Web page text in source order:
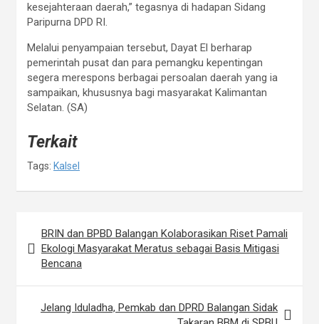
kesejahteraan daerah,” tegasnya di hadapan Sidang
Paripurna DPD RI.
Melalui penyampaian tersebut, Dayat El berharap
pemerintah pusat dan para pemangku kepentingan
segera merespons berbagai persoalan daerah yang ia
sampaikan, khususnya bagi masyarakat Kalimantan
Selatan. (SA)
Terkait
Tags: Kalsel
v
BRIN dan BPBD Balangan Kolaborasikan Riset Pamali
Ekologi Masyarakat Meratus sebagai Basis Mitigasi
Bencana
Jelang Iduladha, Pemkab dan DPRD Balangan Sidak